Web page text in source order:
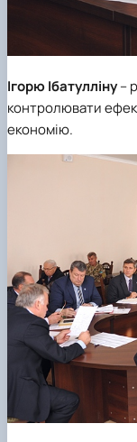
Ігорю Ібатулліну–
контролювати
економію.